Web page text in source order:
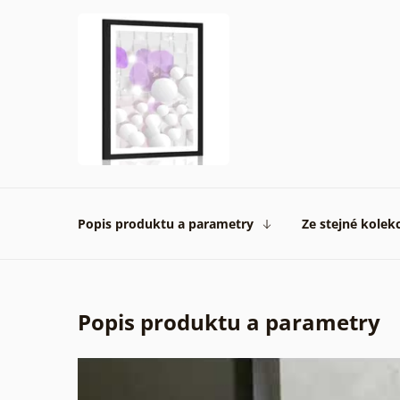
Popis produktu a parametry Ze stejné
Popis produktu a parametry